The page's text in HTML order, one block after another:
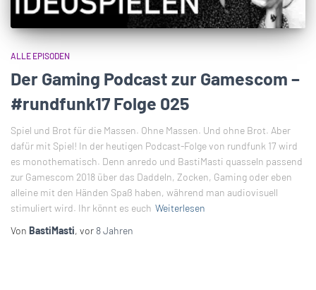
ALLE EPISODEN
Der Gaming Podcast zur Gamescom –
#rundfunk17 Folge 025
Spiel und Brot für die Massen. Ohne Massen. Und ohne Brot. Aber
dafür mit Spiel! In der heutigen Podcast-Folge von rundfunk 17 wird
es monothematisch. Denn anredo und BastiMasti quasseln passend
zur Gamescom 2018 über das Daddeln, Zocken, Gaming oder eben
alleine mit den Händen Spaß haben, während man audiovisuell
stimuliert wird. Ihr könnt es euch Weiterlesen
Von BastiMasti, vor 8 Jahren